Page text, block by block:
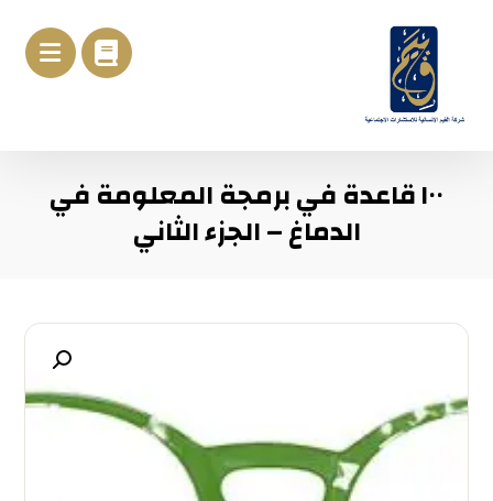
١٠٠ قاعدة في برمجة المعلومة في
الدماغ – الجزء الثاني